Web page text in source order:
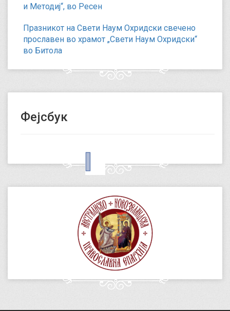
и Методиј“, во Ресен
Празникот на Свети Наум Охридски свечено
прославен во храмот „Свети Наум Охридски“
во Битола
Фејсбук